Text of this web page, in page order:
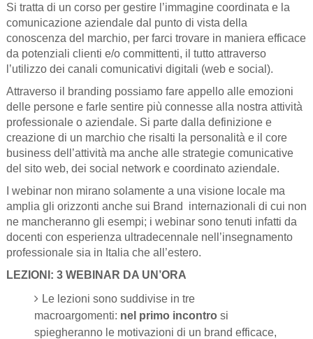
Si tratta di un corso per gestire l’immagine coordinata e la
comunicazione aziendale dal punto di vista della
conoscenza del marchio, per farci trovare in maniera efficace
da potenziali clienti e/o committenti, il tutto attraverso
l’utilizzo dei canali comunicativi digitali (web e social).
Attraverso il branding possiamo fare appello alle emozioni
delle persone e farle sentire più connesse alla nostra attività
professionale o aziendale. Si parte dalla definizione e
creazione di un marchio che risalti la personalità e il core
business dell’attività ma anche alle strategie comunicative
del sito web, dei social network e coordinato aziendale.
I webinar non mirano solamente a una visione locale ma
amplia gli orizzonti anche sui Brand
internazionali di cui non
ne mancheranno gli esempi; i webinar sono tenuti infatti da
docenti con esperienza ultradecennale nell’insegnamento
professionale sia in Italia che all’estero.
LEZIONI: 3 WEBINAR DA UN’ORA
Le lezioni sono suddivise in tre
macroargomenti: nel primo incontro si
spiegheranno le motivazioni di un brand efficace,